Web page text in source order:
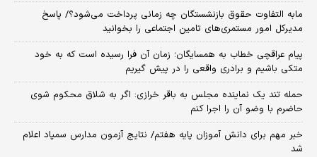
مابه التفاوت حقوق بازنشستگان چه زمانی پرداخت می‌شود؟/ پاسخ
مدیرکل امور مستمری‌های تامین اجتماعی را بخوانید
پیام عراقچی خطاب به همسایگان؛ زمان آن فرا رسیده است که به خود
متکی باشیم و برادری واقعی را در پیش گیریم
حمله تند یک نماینده مجلس به باقر خرازی: اگر به شلاق محکوم شوی
حاضرم با وضو آن را اجرا کنم
خبر مهم برای دانش آموزان پایه هفتم/ نتایج آزمون مدارس سمپاد اعلام
شد